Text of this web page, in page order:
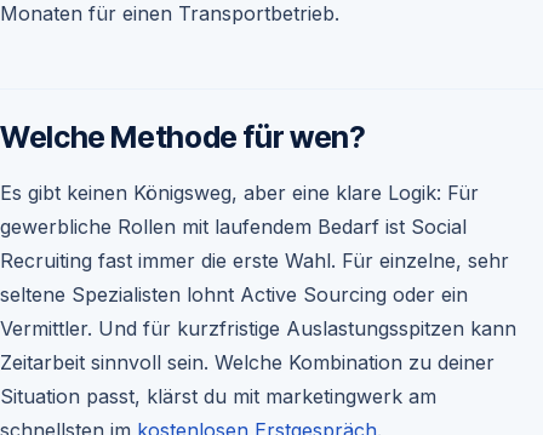
Monaten für einen Transportbetrieb.
Welche Methode für wen?
Es gibt keinen Königsweg, aber eine klare Logik: Für
gewerbliche Rollen mit laufendem Bedarf ist Social
Recruiting fast immer die erste Wahl. Für einzelne, sehr
seltene Spezialisten lohnt Active Sourcing oder ein
Vermittler. Und für kurzfristige Auslastungsspitzen kann
Zeitarbeit sinnvoll sein. Welche Kombination zu deiner
Situation passt, klärst du mit marketingwerk am